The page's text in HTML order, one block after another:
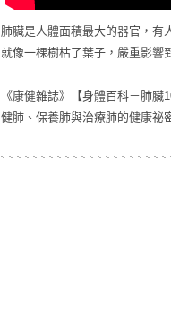
肺臟是人體面積最大的器官，有
就像一棵樹枯了葉子，嚴重影響
《康健雜誌》【身體百科－肺
健肺、保養肺與治療肺的健康祕